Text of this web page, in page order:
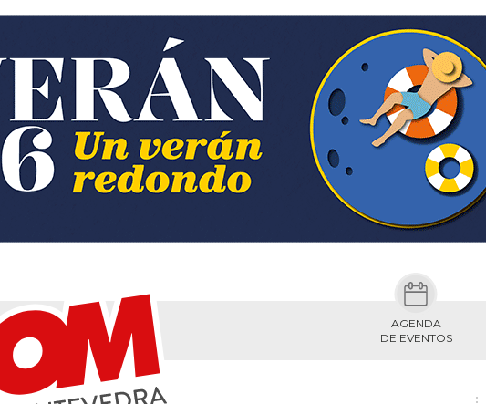
AGENDA
DE EVENTOS